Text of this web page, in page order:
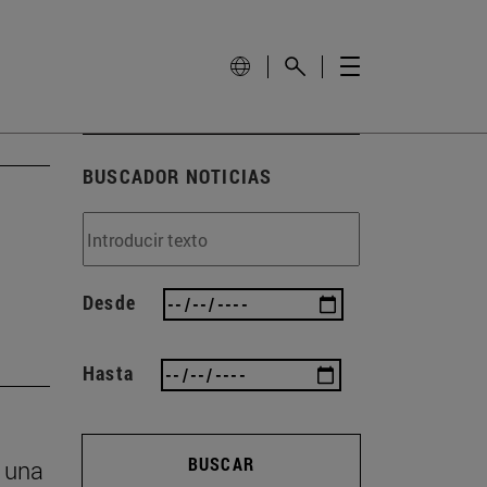
BUSCADOR NOTICIAS
Desde
Hasta
BUSCAR